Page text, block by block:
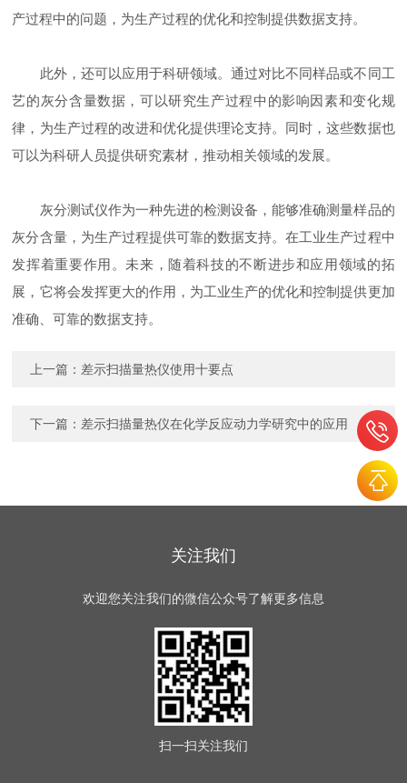
产过程中的问题，为生产过程的优化和控制提供数据支持。
此外，还可以应用于科研领域。通过对比不同样品或不同工
艺的灰分含量数据，可以研究生产过程中的影响因素和变化规
律，为生产过程的改进和优化提供理论支持。同时，这些数据也
可以为科研人员提供研究素材，推动相关领域的发展。
灰分测试仪作为一种先进的检测设备，能够准确测量样品的
灰分含量，为生产过程提供可靠的数据支持。在工业生产过程中
发挥着重要作用。未来，随着科技的不断进步和应用领域的拓
展，它将会发挥更大的作用，为工业生产的优化和控制提供更加
准确、可靠的数据支持。
上一篇： 差示扫描量热仪使用十要点
下一篇： 差示扫描量热仪在化学反应动力学研究中的应用
关注我们
欢迎您关注我们的微信公众号了解更多信息
扫一扫关注我们